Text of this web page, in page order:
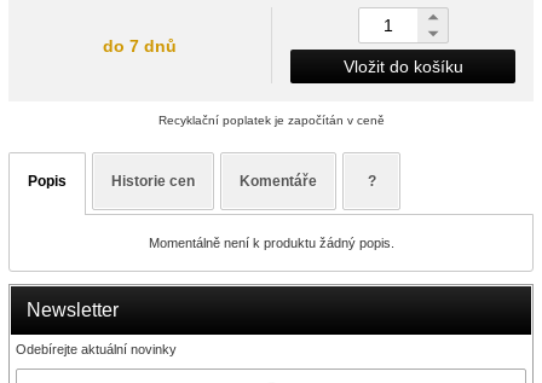
Newsletter
Odebírejte aktuální novinky
do 7 dnů
Vložit do košíku
Recyklační poplatek je započítán v ceně
Popis Historie cen Komentáře ?
Momentálně není k produktu žádný popis.